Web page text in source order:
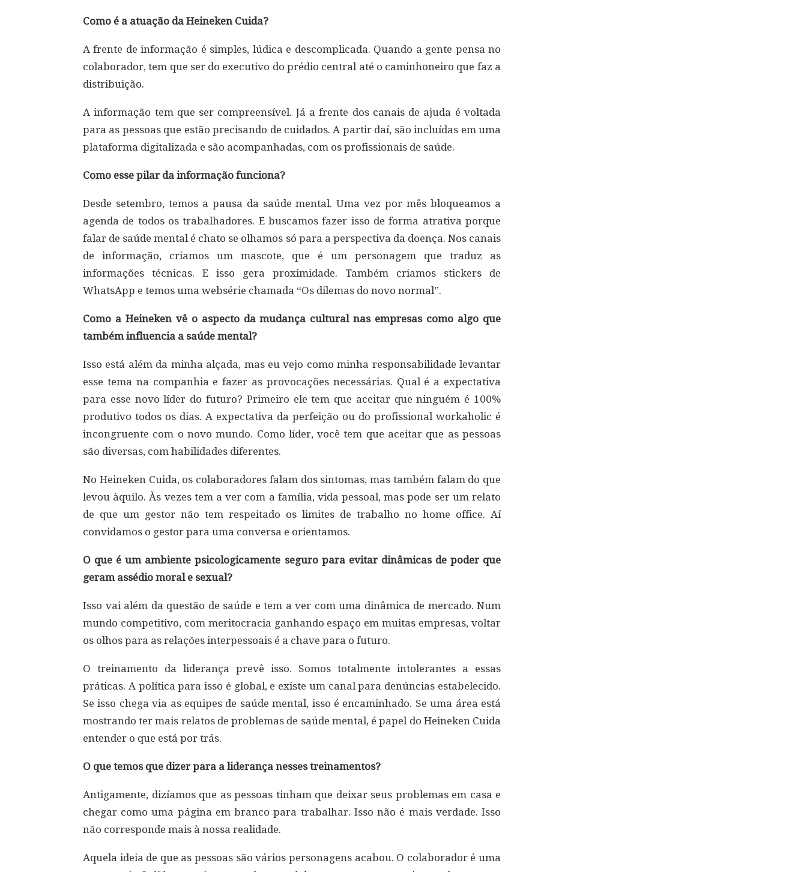
Como é a atuação da Heineken Cuida?
A frente de informação é simples, lúdica e descomplicada. Quando a gente pensa no
colaborador, tem que ser do executivo do prédio central até o caminhoneiro que faz a
distribuição.
A informação tem que ser compreensível. Já a frente dos canais de ajuda é voltada
para as pessoas que estão precisando de cuidados. A partir daí, são incluídas em uma
plataforma digitalizada e são acompanhadas, com os profissionais de saúde.
Como esse pilar da informação funciona?
Desde setembro, temos a pausa da saúde mental. Uma vez por mês bloqueamos a
agenda de todos os trabalhadores. E buscamos fazer isso de forma atrativa porque
falar de saúde mental é chato se olhamos só para a perspectiva da doença. Nos canais
de informação, criamos um mascote, que é um personagem que traduz as
informações técnicas. E isso gera proximidade. Também criamos stickers de
WhatsApp e temos uma websérie chamada “Os dilemas do novo normal”.
Como a Heineken vê o aspecto da mudança cultural nas empresas como algo que
também influencia a saúde mental?
Isso está além da minha alçada, mas eu vejo como minha responsabilidade levantar
esse tema na companhia e fazer as provocações necessárias. Qual é a expectativa
para esse novo líder do futuro? Primeiro ele tem que aceitar que ninguém é 100%
produtivo todos os dias. A expectativa da perfeição ou do profissional workaholic é
incongruente com o novo mundo. Como líder, você tem que aceitar que as pessoas
são diversas, com habilidades diferentes.
No Heineken Cuida, os colaboradores falam dos sintomas, mas também falam do que
levou àquilo. Às vezes tem a ver com a família, vida pessoal, mas pode ser um relato
de que um gestor não tem respeitado os limites de trabalho no home office. Aí
convidamos o gestor para uma conversa e orientamos.
O que é um ambiente psicologicamente seguro para evitar dinâmicas de poder que
geram assédio moral e sexual?
Isso vai além da questão de saúde e tem a ver com uma dinâmica de mercado. Num
mundo competitivo, com meritocracia ganhando espaço em muitas empresas, voltar
os olhos para as relações interpessoais é a chave para o futuro.
O treinamento da liderança prevê isso. Somos totalmente intolerantes a essas
práticas. A política para isso é global, e existe um canal para denúncias estabelecido.
Se isso chega via as equipes de saúde mental, isso é encaminhado. Se uma área está
mostrando ter mais relatos de problemas de saúde mental, é papel do Heineken Cuida
entender o que está por trás.
O que temos que dizer para a liderança nesses treinamentos?
Antigamente, dizíamos que as pessoas tinham que deixar seus problemas em casa e
chegar como uma página em branco para trabalhar. Isso não é mais verdade. Isso
não corresponde mais à nossa realidade.
Aquela ideia de que as pessoas são vários personagens acabou. O colaborador é uma